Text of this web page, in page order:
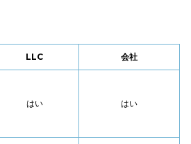
LLC 会社
はい はい